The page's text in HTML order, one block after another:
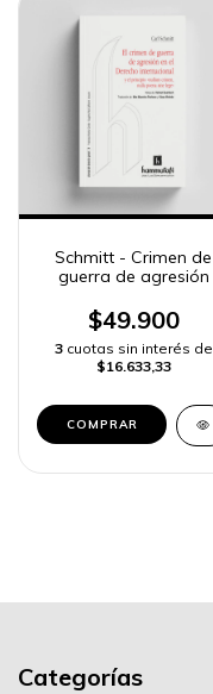
Schmitt - Crimen de
guerra de agresión
$49.900
3 cuotas sin interés de
$16.633,33
Categorías